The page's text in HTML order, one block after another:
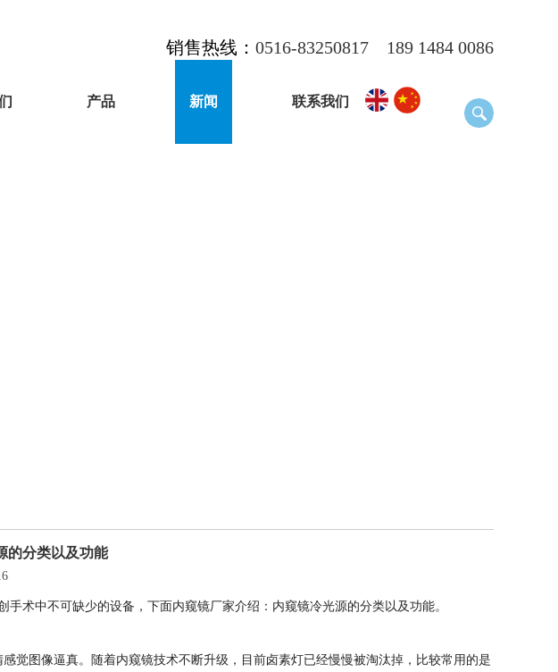
销售热线： 0516-83250817 189 1484 0086
产品 新闻 联系我们
的分类以及功能
术中不可缺少的设备，下面内窥镜厂家介绍：内窥镜冷光源的分类以及功能。
觉图像逼真。随着内窥镜技术不断升级，目前卤素灯已经慢慢被淘汰掉，比较常用的是